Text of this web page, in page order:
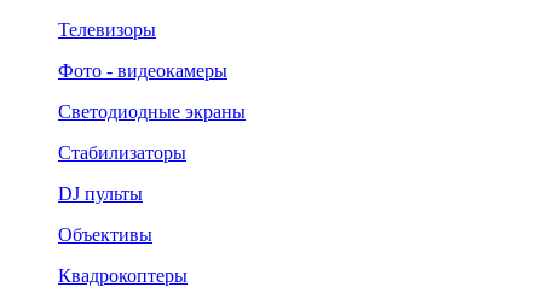
Телевизоры
Фото - видеокамеры
Светодиодные экраны
Стабилизаторы
DJ пульты
Объективы
Квадрокоптеры